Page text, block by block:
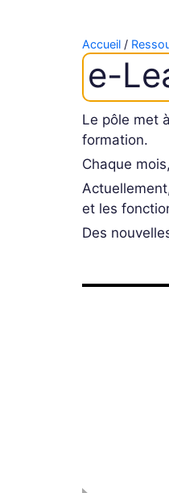
Accueil /
e-
Le pôle met
formation.
Chaque
et les
Des